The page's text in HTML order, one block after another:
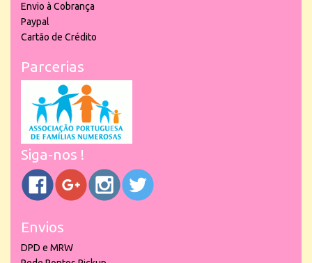
Envio à Cobrança
Paypal
Cartão de Crédito
Parcerias
Siga-nos !
Envios
DPD e MRW